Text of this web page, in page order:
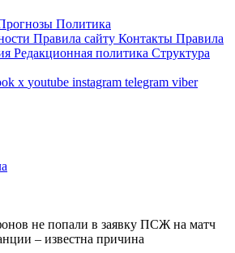
Политика
Правила сайту Контакты Правила
Редакционная политика Структура
x youtube instagram telegram viber
не попали в заявку ПСЖ на матч
– известна причина